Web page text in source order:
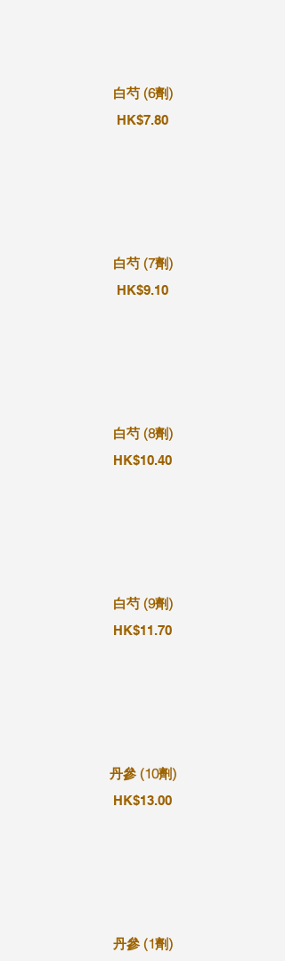
白芍 (6劑)
HK$7.80
白芍 (7劑)
HK$9.10
白芍 (8劑)
HK$10.40
白芍 (9劑)
HK$11.70
丹參 (10劑)
HK$13.00
丹參 (1劑)